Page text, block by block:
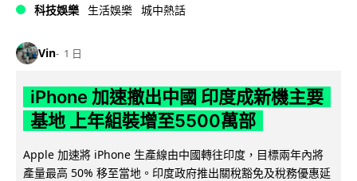
科技娛樂 生活娛樂 城中熱話
Vin 1 日
iPhone 加速撤出中國 印度成新機主要
基地 上年組裝增至5500萬部
Apple 加速將 iPhone 生產線由中國轉往印度，目標兩年內將
產量最高 50% 移至當地。印度政府推出關稅豁免及稅務優惠延